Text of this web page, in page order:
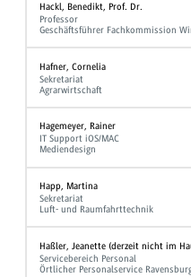
Hackl, Benedikt, Prof. Dr.
Professor
Geschäftsführer Fachkommission
Hafner, Cornelia
Sekretariat
Agrarwirtschaft
Hagemeyer, Rainer
IT Support iOS/MAC
Mediendesign
Happ, Martina
Sekretariat
Luft- und Raumfahrttechnik
Haßler, Jeanette (derzeit nicht im
Servicebereich Personal
Örtlicher Personalservice